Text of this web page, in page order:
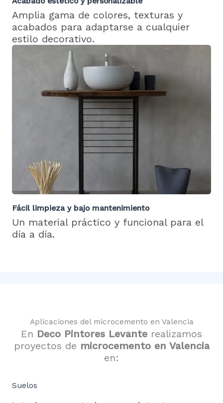
Amplia gama de colores, texturas y
acabados para adaptarse a cualquier
estilo decorativo.
Fácil limpieza y bajo mantenimiento
Un material práctico y funcional para el
día a día.
Aplicaciones del microcemento en Valencia
En Deco Pintores Levante realizamos
proyectos de microcemento en Valencia
en:
Suelos